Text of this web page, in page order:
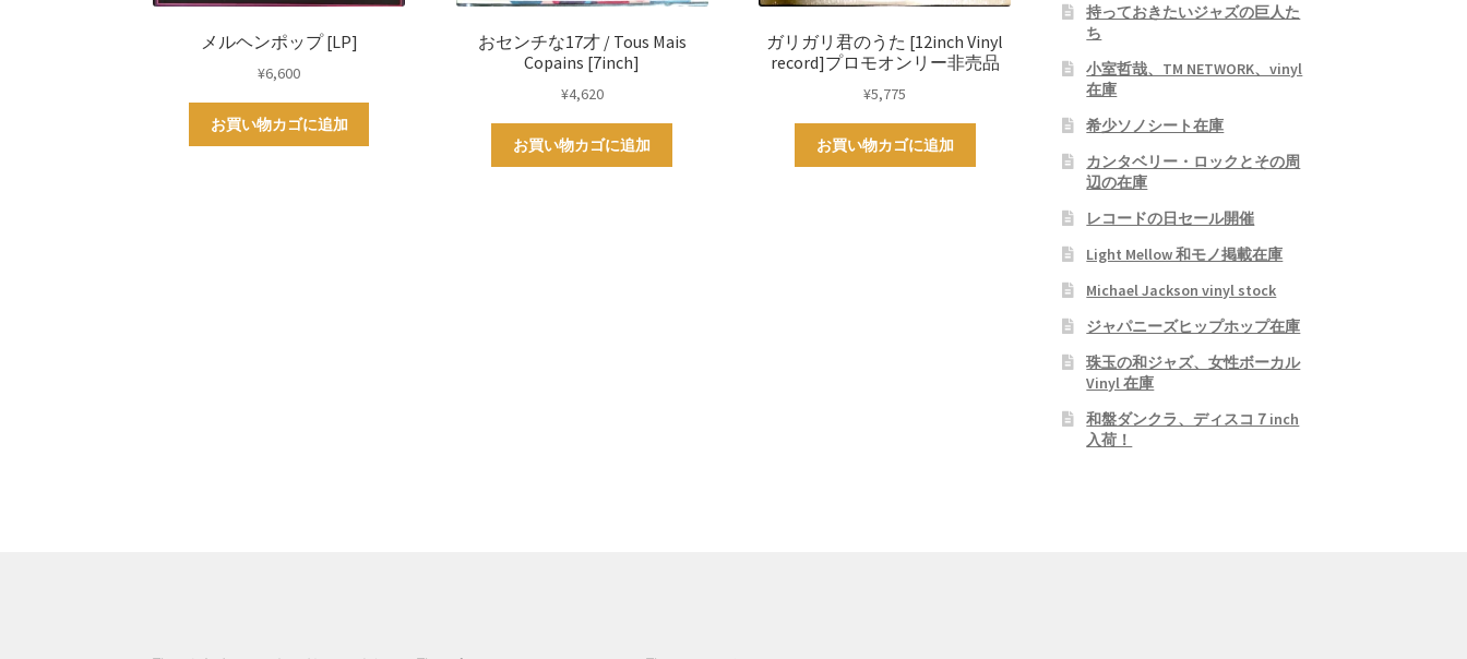
メルヘンポップ [LP]
¥6,600
お買い物カゴに追加
おセンチな17才 / Tous Mais
Copains [7inch]
¥4,620
お買い物カゴに追加
ガリガリ君のうた [12inch Vinyl
record]プロモオンリー非売品
¥5,775
お買い物カゴに追加
持っておきたいジャズの巨人た
ち
小室哲哉、TM NETWORK、vinyl
在庫
希少ソノシート在庫
カンタベリー・ロックとその周
辺の在庫
レコードの日セール開催
Light Mellow 和モノ掲載在庫
Michael Jackson vinyl stock
ジャパニーズヒップホップ在庫
珠玉の和ジャズ、女性ボーカル
Vinyl 在庫
和盤ダンクラ、ディスコ７inch
入荷！